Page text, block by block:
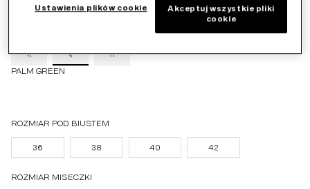
PALM GREEN
ROZMIAR POD BIUSTEM
36 38 40 42
ROZMIAR MISECZKI
Ustawienia plików cookie
Akceptuj wszystkie pliki
cookie